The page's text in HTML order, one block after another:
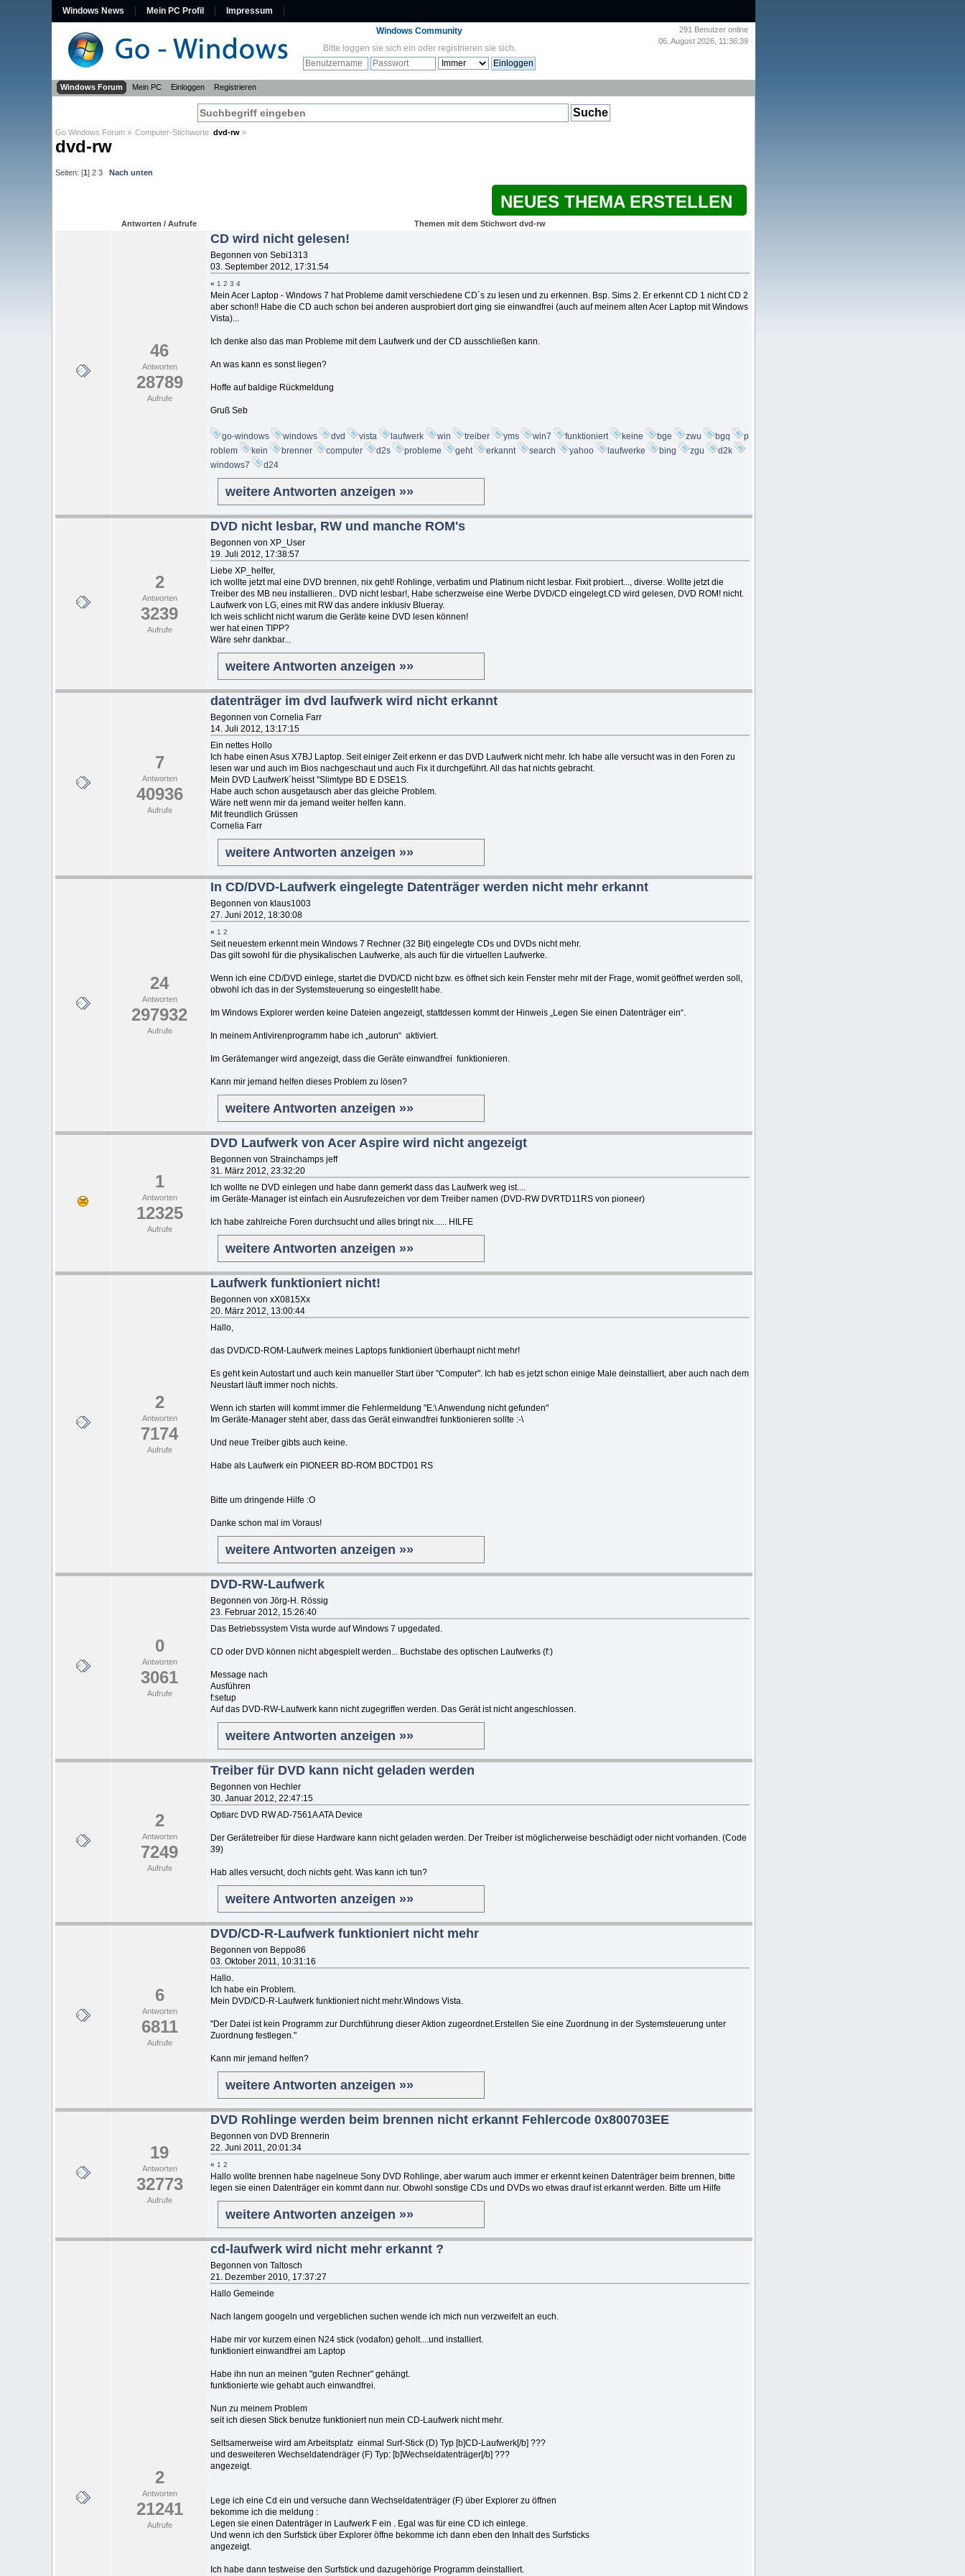
Windows News Mein PC Profil Impressum
291 Benutzer online
06. August 2026, 11:36:39
Windows Community
Bitte loggen sie sich ein oder registrieren sie sich.
Windows Forum Mein PC Einloggen Registrieren
Go Windows Forum » Computer-Stichworte dvd-rw »
dvd-rw
Seiten: [1] 2 3 Nach unten
NEUES THEMA ERSTELLEN
Antworten / Aufrufe Themen mit dem Stichwort dvd-rw
46
Antworten
28789
Aufrufe
CD wird nicht gelesen!
Begonnen von Sebi1313
03. September 2012, 17:31:54
« 1 2 3 4
Mein Acer Laptop - Windows 7 hat Probleme damit verschiedene CD´s zu lesen und zu erkennen. Bsp. Sims 2. Er erkennt CD 1 nicht CD 2
aber schon!! Habe die CD auch schon bei anderen ausprobiert dort ging sie einwandfrei (auch auf meinem alten Acer Laptop mit Windows
Vista)...
Ich denke also das man Probleme mit dem Laufwerk und der CD ausschließen kann.
An was kann es sonst liegen?
Hoffe auf baldige Rückmeldung
Gruß Seb
go-windows windows dvd vista laufwerk win treiber yms win7 funktioniert keine bge zwu bgq
p
roblem
kein brenner computer d2s probleme geht erkannt search yahoo laufwerke bing zgu
d2k
windows7
d24
weitere Antworten anzeigen »»
2
Antworten
3239
Aufrufe
DVD nicht lesbar, RW und manche ROM's
Begonnen von XP_User
19. Juli 2012, 17:38:57
Liebe XP_helfer,
ich wollte jetzt mal eine DVD brennen, nix geht! Rohlinge, verbatim und Platinum nicht lesbar. Fixit probiert..., diverse. Wollte jetzt die
Treiber des MB neu installieren.. DVD nicht lesbar!, Habe scherzweise eine Werbe DVD/CD eingelegt.CD wird gelesen, DVD ROM! nicht.
Laufwerk von LG, eines mit RW das andere inklusiv Blueray.
Ich weis schlicht nicht warum die Geräte keine DVD lesen können!
wer hat einen TIPP?
Wäre sehr dankbar...
weitere Antworten anzeigen »»
7
Antworten
40936
Aufrufe
datenträger im dvd laufwerk wird nicht erkannt
Begonnen von Cornelia Farr
14. Juli 2012, 13:17:15
Ein nettes Hollo
Ich habe einen Asus X7BJ Laptop. Seit einiger Zeit erkenn er das DVD Laufwerk nicht mehr. Ich habe alle versucht was in den Foren zu
lesen war und auch im Bios nachgeschaut und auch Fix it durchgeführt. All das hat nichts gebracht.
Mein DVD Laufwerk´heisst "Slimtype BD E DSE1S.
Habe auch schon ausgetausch aber das gleiche Problem.
Wäre nett wenn mir da jemand weiter helfen kann.
Mit freundlich Grüssen
Cornelia Farr
weitere Antworten anzeigen »»
24
Antworten
297932
Aufrufe
In CD/DVD-Laufwerk eingelegte Datenträger werden nicht mehr erkannt
Begonnen von klaus1003
27. Juni 2012, 18:30:08
« 1 2
Seit neuestem erkennt mein Windows 7 Rechner (32 Bit) eingelegte CDs und DVDs nicht mehr.
Das gilt sowohl für die physikalischen Laufwerke, als auch für die virtuellen Laufwerke.
Wenn ich eine CD/DVD einlege, startet die DVD/CD nicht bzw. es öffnet sich kein Fenster mehr mit der Frage, womit geöffnet werden soll,
obwohl ich das in der Systemsteuerung so eingestellt habe.
Im Windows Explorer werden keine Dateien angezeigt, stattdessen kommt der Hinweis „Legen Sie einen Datenträger ein“.
In meinem Antivirenprogramm habe ich „autorun“ aktiviert.
Im Gerätemanger wird angezeigt, dass die Geräte einwandfrei funktionieren.
Kann mir jemand helfen dieses Problem zu lösen?
weitere Antworten anzeigen »»
1
Antworten
12325
Aufrufe
DVD Laufwerk von Acer Aspire wird nicht angezeigt
Begonnen von Strainchamps jeff
31. März 2012, 23:32:20
Ich wollte ne DVD einlegen und habe dann gemerkt dass das Laufwerk weg ist....
im Geräte-Manager ist einfach ein Ausrufezeichen vor dem Treiber namen (DVD-RW DVRTD11RS von pioneer)
Ich habe zahlreiche Foren durchsucht und alles bringt nix...... HILFE
weitere Antworten anzeigen »»
2
Antworten
7174
Aufrufe
Laufwerk funktioniert nicht!
Begonnen von xX0815Xx
20. März 2012, 13:00:44
Hallo,
das DVD/CD-ROM-Laufwerk meines Laptops funktioniert überhaupt nicht mehr!
Es geht kein Autostart und auch kein manueller Start über "Computer". Ich hab es jetzt schon einige Male deinstalliert, aber auch nach dem
Neustart läuft immer noch nichts.
Wenn ich starten will kommt immer die Fehlermeldung "E:\ Anwendung nicht gefunden"
Im Geräte-Manager steht aber, dass das Gerät einwandfrei funktionieren sollte :-\
Und neue Treiber gibts auch keine.
Habe als Laufwerk ein PIONEER BD-ROM BDCTD01 RS
Bitte um dringende Hilfe :O
Danke schon mal im Voraus!
weitere Antworten anzeigen »»
0
Antworten
3061
Aufrufe
DVD-RW-Laufwerk
Begonnen von Jörg-H. Rössig
23. Februar 2012, 15:26:40
Das Betriebssystem Vista wurde auf Windows 7 upgedated.
CD oder DVD können nicht abgespielt werden... Buchstabe des optischen Laufwerks (f:)
Message nach
Ausführen
f:setup
Auf das DVD-RW-Laufwerk kann nicht zugegriffen werden. Das Gerät ist nicht angeschlossen.
weitere Antworten anzeigen »»
2
Antworten
7249
Aufrufe
Treiber für DVD kann nicht geladen werden
Begonnen von Hechler
30. Januar 2012, 22:47:15
Optiarc DVD RW AD-7561A ATA Device
Der Gerätetreiber für diese Hardware kann nicht geladen werden. Der Treiber ist möglicherweise beschädigt oder nicht vorhanden. (Code
39)
Hab alles versucht, doch nichts geht. Was kann ich tun?
weitere Antworten anzeigen »»
6
Antworten
6811
Aufrufe
DVD/CD-R-Laufwerk funktioniert nicht mehr
Begonnen von Beppo86
03. Oktober 2011, 10:31:16
Hallo.
Ich habe ein Problem.
Mein DVD/CD-R-Laufwerk funktioniert nicht mehr.Windows Vista.
"Der Datei ist kein Programm zur Durchführung dieser Aktion zugeordnet.Erstellen Sie eine Zuordnung in der Systemsteuerung unter
Zuordnung festlegen."
Kann mir jemand helfen?
weitere Antworten anzeigen »»
19
Antworten
32773
Aufrufe
DVD Rohlinge werden beim brennen nicht erkannt Fehlercode 0x800703EE
Begonnen von DVD Brennerin
22. Juni 2011, 20:01:34
« 1 2
Hallo wollte brennen habe nagelneue Sony DVD Rohlinge, aber warum auch immer er erkennt keinen Datenträger beim brennen, bitte
legen sie einen Datenträger ein kommt dann nur. Obwohl sonstige CDs und DVDs wo etwas drauf ist erkannt werden. Bitte um Hilfe
weitere Antworten anzeigen »»
2
Antworten
21241
Aufrufe
cd-laufwerk wird nicht mehr erkannt ?
Begonnen von Taltosch
21. Dezember 2010, 17:37:27
Hallo Gemeinde
Nach langem googeln und vergeblichen suchen wende ich mich nun verzweifelt an euch.
Habe mir vor kurzem einen N24 stick (vodafon) geholt....und installiert.
funktioniert einwandfrei am Laptop
Habe ihn nun an meinen "guten Rechner" gehängt.
funktionierte wie gehabt auch einwandfrei.
Nun zu meinem Problem
seit ich diesen Stick benutze funktioniert nun mein CD-Laufwerk nicht mehr.
Seltsamerweise wird am Arbeitsplatz einmal Surf-Stick (D) Typ [b]CD-Laufwerk[/b] ???
und desweiteren Wechseldatendräger (F) Typ: [b]Wechseldatenträger[/b] ???
angezeigt.
Lege ich eine Cd ein und versuche dann Wechseldatenträger (F) über Explorer zu öffnen
bekomme ich die meldung :
Legen sie einen Datenträger in Laufwerk F ein . Egal was für eine CD ich einlege.
Und wenn ich den Surfstick über Explorer öffne bekomme ich dann eben den Inhalt des Surfsticks
angezeigt.
Ich habe dann testweise den Surfstick und dazugehörige Programm deinstalliert.